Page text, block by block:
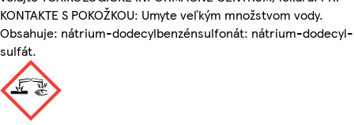
KONTAKTE S POKOŽKOU: Umyte veľkým množstvom vody.
Obsahuje: nátrium-dodecylbenzénsulfonát: nátrium-dodecyl-
sulfát.